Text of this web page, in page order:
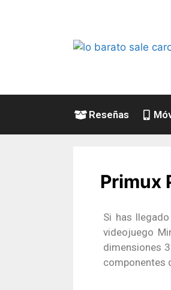
Reseñas
Primux
Si has
videojuego
dimensiones
componentes